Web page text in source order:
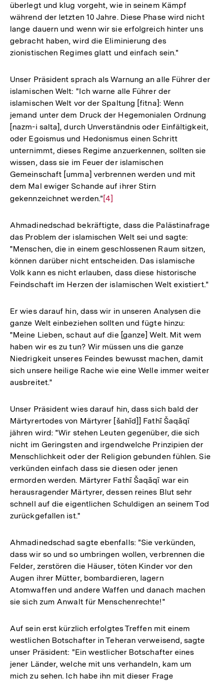
überlegt und klug vorgeht, wie in seinem Kämpf
während der letzten 10 Jahre. Diese Phase wird nicht
lange dauern und wenn wir sie erfolgreich hinter uns
gebracht haben, wird die Eliminierung des
zionistischen Regimes glatt und einfach sein."
Unser Präsident sprach als Warnung an alle Führer der
islamischen Welt: "Ich warne alle Führer der
islamischen Welt vor der Spaltung [fitna]: Wenn
jemand unter dem Druck der Hegemonialen Ordnung
[nazm-i salta], durch Unverständnis oder Einfältigkeit,
oder Egoismus und Hedonismus einen Schritt
unternimmt, dieses Regime anzuerkennen, sollten sie
wissen, dass sie im Feuer der islamischen
Gemeinschaft [umma] verbrennen werden und mit
dem Mal ewiger Schande auf ihrer Stirn
gekennzeichnet werden."Zur
der
Fußnote
[4]
Ahmadinedschad bekräftigte, dass die Palästinafrage
das Problem der islamischen Welt sei und sagte:
"Menschen, die in einem geschlossenen Raum sitzen,
können darüber nicht entscheiden. Das islamische
Volk kann es nicht erlauben, dass diese historische
Feindschaft im Herzen der islamischen Welt existiert."
Er wies darauf hin, dass wir in unseren Analysen die
ganze Welt einbeziehen sollten und fügte hinzu:
"Meine Lieben, schaut auf die [ganze] Welt. Mit wem
haben wir es zu tun? Wir müssen uns die ganze
Niedrigkeit unseres Feindes bewusst machen, damit
sich unsere heilige Rache wie eine Welle immer weiter
ausbreitet."
Unser Präsident wies darauf hin, dass sich bald der
Märtyrertodes von Märtyrer [šahīd]] Fathī Šaqāqī
jähren wird: "Wir stehen Leuten gegenüber, die sich
nicht im Geringsten and irgendwelche Prinzipien der
Menschlichkeit oder der Religion gebunden fühlen. Sie
verkünden einfach dass sie diesen oder jenen
ermorden werden. Märtyrer Fathī Šaqāqī war ein
herausragender Märtyrer, dessen reines Blut sehr
schnell auf die eigentlichen Schuldigen an seinem Tod
zurückgefallen ist."
Ahmadinedschad sagte ebenfalls: "Sie verkünden,
dass wir so und so umbringen wollen, verbrennen die
Felder, zerstören die Häuser, töten Kinder vor den
Augen ihrer Mütter, bombardieren, lagern
Atomwaffen und andere Waffen und danach machen
sie sich zum Anwalt für Menschenrechte!"
Auf sein erst kürzlich erfolgtes Treffen mit einem
westlichen Botschafter in Teheran verweisend, sagte
unser Präsident: "Ein westlicher Botschafter eines
jener Länder, welche mit uns verhandeln, kam um
mich zu sehen. Ich habe ihn mit dieser Frage